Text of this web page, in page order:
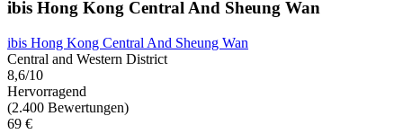
ibis Hong Kong Central And Sheung Wan
ibis Hong Kong Central And Sheung Wan
Central and Western District
8,6/10
Hervorragend
(2.400 Bewertungen)
69 €